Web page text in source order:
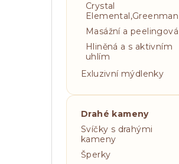
Crystal
Elemental,Greenman
Masážní a peelingová
Hliněná a s aktivním
uhlím
Exluzivní mýdlenky
Drahé kameny
Svíčky s drahými
kameny
Šperky